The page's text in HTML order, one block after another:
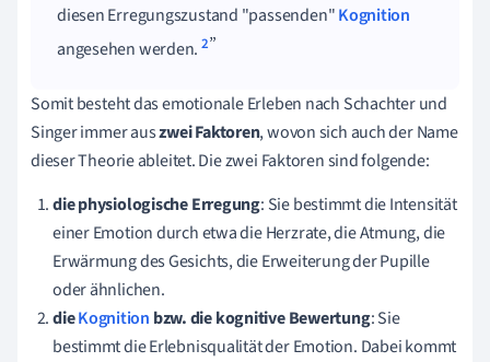
diesen Erregungszustand "passenden"Kognition
angesehen werden.2
Somit besteht das emotionale Erleben nach Schachter und
Singer immer auszwei Faktoren, wovon sich auch der Name
dieser Theorie ableitet. Die zwei Faktoren sind folgende:
die physiologische Erregung: Sie bestimmt die Intensität
einer Emotion durch etwa die Herzrate, die Atmung, die
Erwärmung des Gesichts, die Erweiterung der Pupille
oder ähnlichen.
dieKognition bzw. die kognitive Bewertung: Sie
bestimmt die Erlebnisqualität der Emotion. Dabei kommt